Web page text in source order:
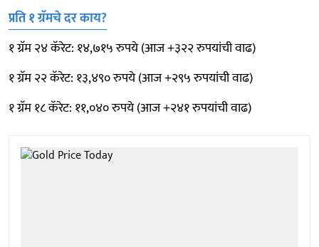
प्रति १ ग्रॅमचे दर काय?
१ ग्रॅम २४ कॅरेट: १४,७१५ रुपये (आज +३२२ रुपयांची वाढ)
१ ग्रॅम २२ कॅरेट: १३,४९० रुपये (आज +२९५ रुपयांची वाढ)
१ ग्रॅम १८ कॅरेट: ११,०४० रुपये (आज +२४१ रुपयांची वाढ)